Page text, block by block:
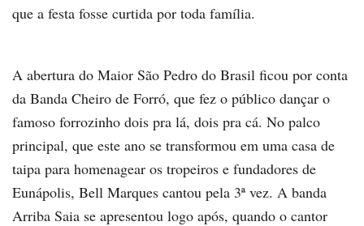
que a festa fosse curtida por toda família.
A abertura do Maior São Pedro do Brasil ficou por conta
da Banda Cheiro de Forró, que fez o público dançar o
famoso forrozinho dois pra lá, dois pra cá. No palco
principal, que este ano se transformou em uma casa de
taipa para homenagear os tropeiros e fundadores de
Eunápolis, Bell Marques cantou pela 3ª vez. A banda
Arriba Saia se apresentou logo após, quando o cantor